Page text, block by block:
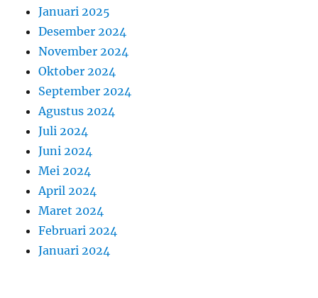
Januari 2025
Desember 2024
November 2024
Oktober 2024
September 2024
Agustus 2024
Juli 2024
Juni 2024
Mei 2024
April 2024
Maret 2024
Februari 2024
Januari 2024